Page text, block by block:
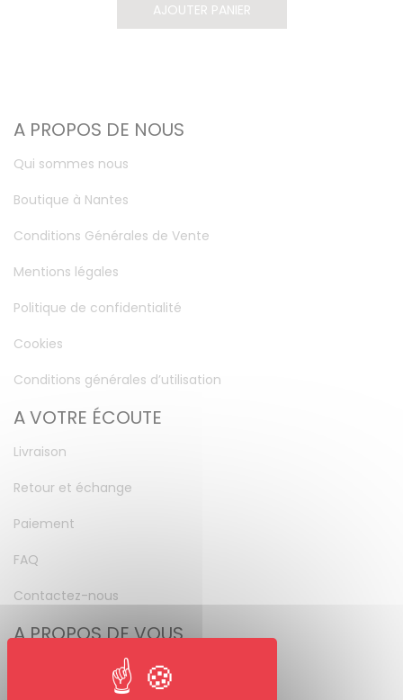
AJOUTER PANIER
A PROPOS DE NOUS
Qui sommes nous
Boutique à Nantes
Conditions Générales de Vente
Mentions légales
Politique de confidentialité
Cookies
Conditions générales d’utilisation
A VOTRE ÉCOUTE
Livraison
Retour et échange
Paiement
FAQ
Contactez-nous
A PROPOS DE VOUS